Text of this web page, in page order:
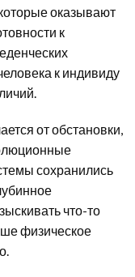
оказывают
к
к индивиду
от обстановки,
сохранились
что-то
физическое